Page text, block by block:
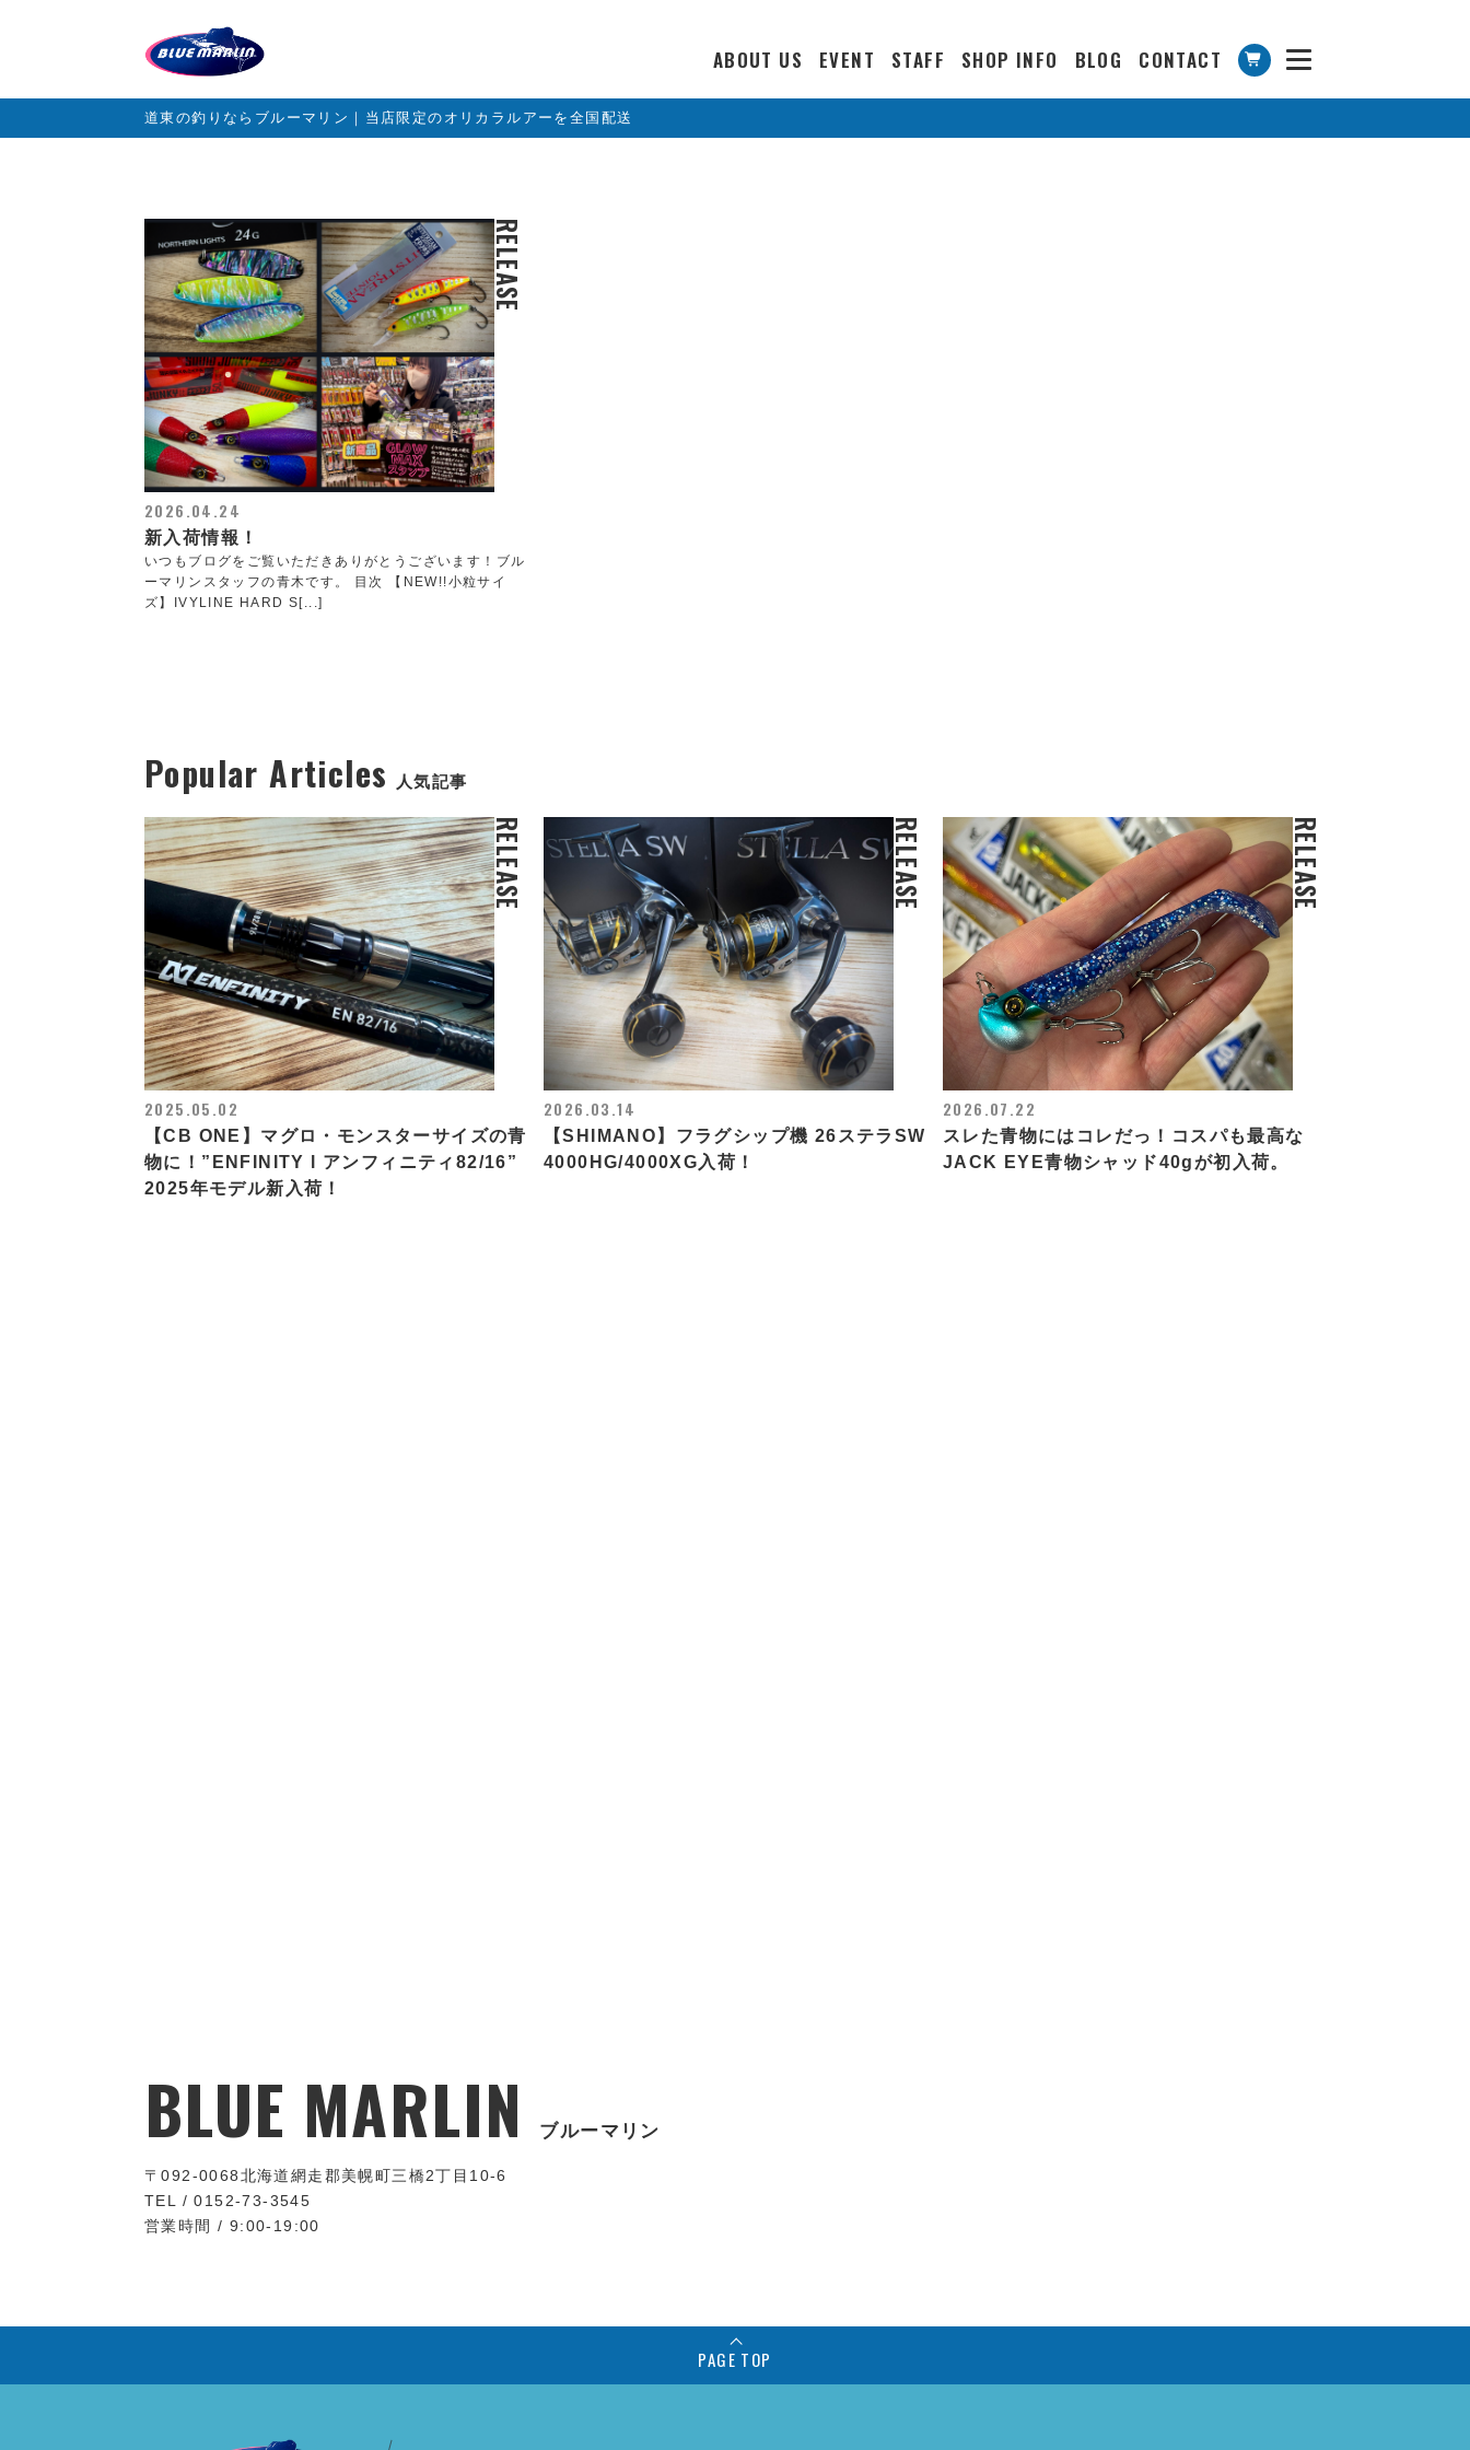
ABOUT US EVENT STAFF SHOP INFO BLOG CONTACT
道東の釣りならブルーマリン｜当店限定のオリカラルアーを全国配送
RELEASE
2026.04.24
新入荷情報！
いつもブログをご覧いただきありがとうございます！ブル
ーマリンスタッフの青木です。 目次 【NEW!!小粒サイ
ズ】IVYLINE HARD S[...]
Popular Articles 人気記事
RELEASE
2025.05.02
【CB ONE】マグロ・モンスターサイズの青
物に！”ENFINITY l アンフィニティ82/16”
2025年モデル新入荷！
RELEASE
2026.03.14
【SHIMANO】フラグシップ機 26ステラSW
4000HG/4000XG入荷！
RELEASE
2026.07.22
スレた青物にはコレだっ！コスパも最高な
JACK EYE青物シャッド40gが初入荷。
BLUE MARLIN ブルーマリン
〒092-0068北海道網走郡美幌町三橋2丁目10-6
TEL / 0152-73-3545
営業時間 / 9:00-19:00
PAGE TOP